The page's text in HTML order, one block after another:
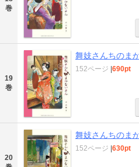
巻
19
巻
舞妓さんちのま
152ページ 690pt
20
舞妓さんちのま
152ページ 630pt